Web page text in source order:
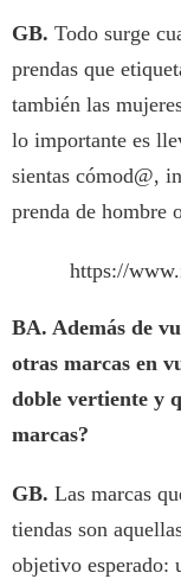
GB. Todo surge
prendas que
también las
lo importante es
sientas cómod@,
prenda de hombre
https://
BA. Además de
otras marcas en
doble vertiente y
marcas?
GB. Las marcas
tiendas son
objetivo esperado: